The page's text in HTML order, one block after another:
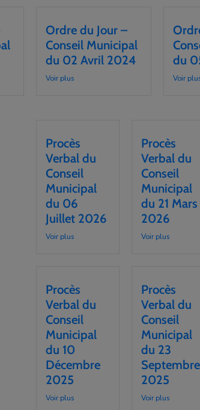
Ordre du Jour –
Conseil Municipal
du 02 Avril 2024
Voir plus
du
Voir
Procès
Verbal du
Conseil
Municipal
du 06
Juillet 2026
Voir plus
Procès
Verbal du
Conseil
Municipal
du 21 Mars
2026
Voir plus
Procès
Verbal du
Conseil
Municipal
du 10
Décembre
2025
Voir plus
Procès
Verbal du
Conseil
Municipal
du 23
Septembre
2025
Voir plus